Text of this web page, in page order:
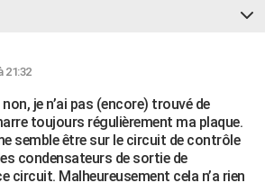
21:32
je n’ai pas (encore) trouvé de
toujours régulièrement ma plaque.
semble être sur le circuit de contrôle
condensateurs de sortie de
circuit. Malheureusement cela n’a rien